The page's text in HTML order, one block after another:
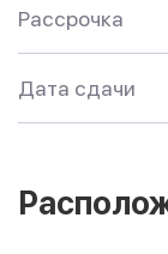
Рассрочка
Дата сдачи